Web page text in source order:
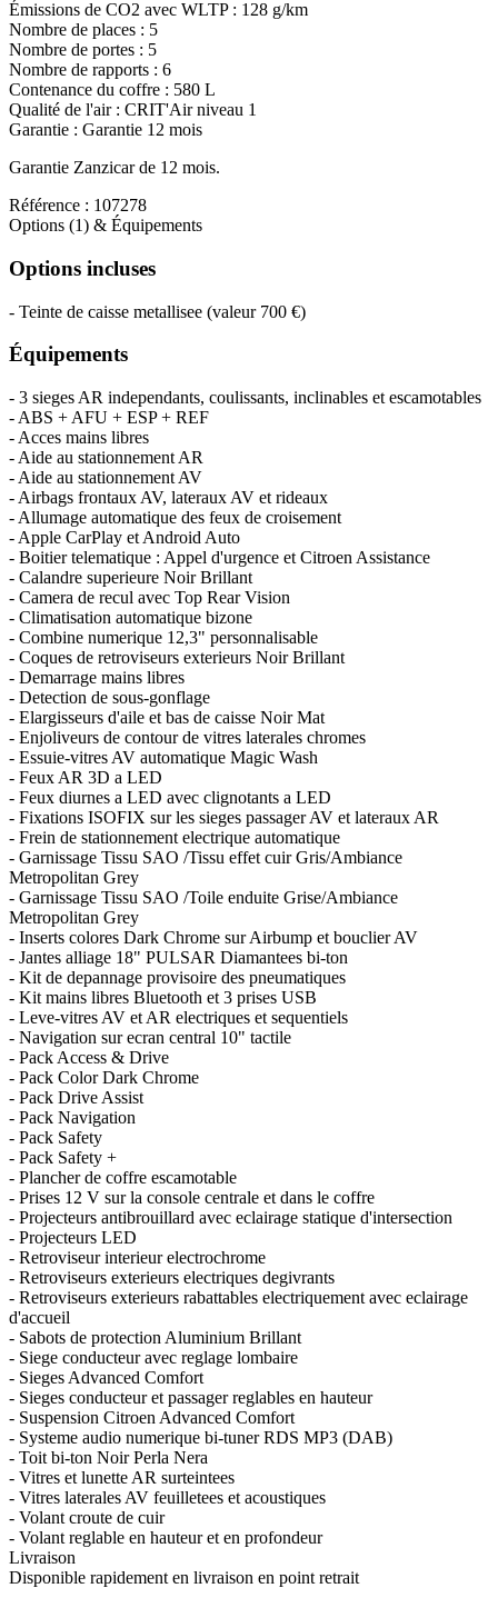
Émissions de CO2 avec WLTP : 128 g/km
Nombre de places : 5
Nombre de portes : 5
Nombre de rapports : 6
Contenance du coffre : 580 L
Qualité de l'air : CRIT'Air niveau 1
Garantie : Garantie 12 mois
Garantie Zanzicar de 12 mois.
Référence : 107278
Options (1) & Équipements
Options incluses
- Teinte de caisse metallisee (valeur 700 €)
Équipements
- 3 sieges AR independants, coulissants, inclinables et escamotables
- ABS + AFU + ESP + REF
- Acces mains libres
- Aide au stationnement AR
- Aide au stationnement AV
- Airbags frontaux AV, lateraux AV et rideaux
- Allumage automatique des feux de croisement
- Apple CarPlay et Android Auto
- Boitier telematique : Appel d'urgence et Citroen Assistance
- Calandre superieure Noir Brillant
- Camera de recul avec Top Rear Vision
- Climatisation automatique bizone
- Combine numerique 12,3" personnalisable
- Coques de retroviseurs exterieurs Noir Brillant
- Demarrage mains libres
- Detection de sous-gonflage
- Elargisseurs d'aile et bas de caisse Noir Mat
- Enjoliveurs de contour de vitres laterales chromes
- Essuie-vitres AV automatique Magic Wash
- Feux AR 3D a LED
- Feux diurnes a LED avec clignotants a LED
- Fixations ISOFIX sur les sieges passager AV et lateraux AR
- Frein de stationnement electrique automatique
- Garnissage Tissu SAO /Tissu effet cuir Gris/Ambiance
Metropolitan Grey
- Garnissage Tissu SAO /Toile enduite Grise/Ambiance
Metropolitan Grey
- Inserts colores Dark Chrome sur Airbump et bouclier AV
- Jantes alliage 18" PULSAR Diamantees bi-ton
- Kit de depannage provisoire des pneumatiques
- Kit mains libres Bluetooth et 3 prises USB
- Leve-vitres AV et AR electriques et sequentiels
- Navigation sur ecran central 10" tactile
- Pack Access & Drive
- Pack Color Dark Chrome
- Pack Drive Assist
- Pack Navigation
- Pack Safety
- Pack Safety +
- Plancher de coffre escamotable
- Prises 12 V sur la console centrale et dans le coffre
- Projecteurs antibrouillard avec eclairage statique d'intersection
- Projecteurs LED
- Retroviseur interieur electrochrome
- Retroviseurs exterieurs electriques degivrants
- Retroviseurs exterieurs rabattables electriquement avec eclairage
d'accueil
- Sabots de protection Aluminium Brillant
- Siege conducteur avec reglage lombaire
- Sieges Advanced Comfort
- Sieges conducteur et passager reglables en hauteur
- Suspension Citroen Advanced Comfort
- Systeme audio numerique bi-tuner RDS MP3 (DAB)
- Toit bi-ton Noir Perla Nera
- Vitres et lunette AR surteintees
- Vitres laterales AV feuilletees et acoustiques
- Volant croute de cuir
- Volant reglable en hauteur et en profondeur
Livraison
Disponible rapidement en livraison en point retrait